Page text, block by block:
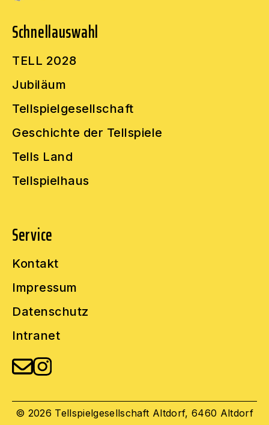
Schnellauswahl
TELL 2028
Jubiläum
Tellspielgesellschaft
Geschichte der Tellspiele
Tells Land
Tellspielhaus
Service
Kontakt
Impressum
Datenschutz
Intranet
© 2026 Tellspielgesellschaft Altdorf, 6460 Altdorf